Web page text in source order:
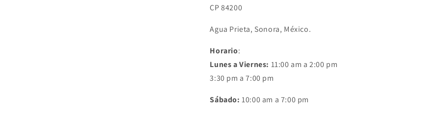
CP 84200
Agua Prieta, Sonora, México.
Horario:
Lunes a Viernes: 11:00 am a 2:00 pm
3:30 pm a 7:00 pm
Sábado:10:00 am a 7:00 pm